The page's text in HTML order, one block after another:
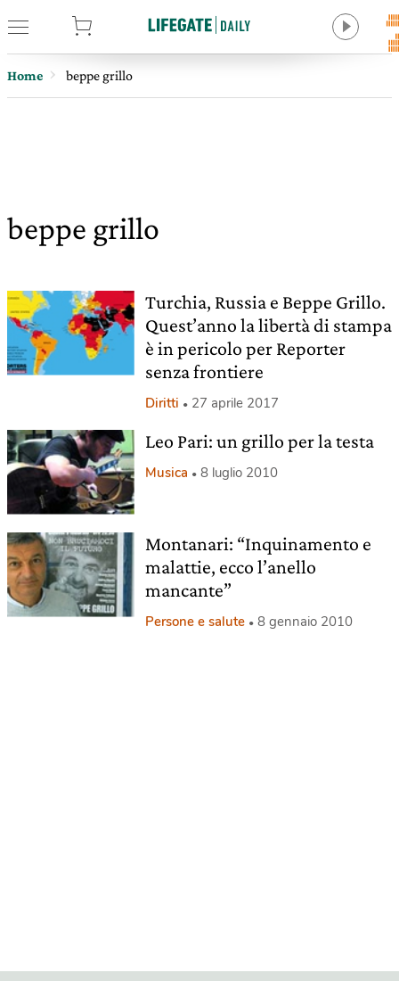
Home beppe grillo
beppe grillo
Turchia, Russia e Beppe Grillo.
Quest’anno la libertà di stampa
è in pericolo per Reporter
senza frontiere
Diritti 27 aprile 2017
Leo Pari: un grillo per la testa
Musica 8 luglio 2010
Montanari: “Inquinamento e
malattie, ecco l’anello
mancante”
Persone e salute 8 gennaio 2010